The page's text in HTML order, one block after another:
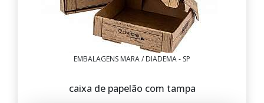
EMBALAGENS MARA / DIADEMA - SP
caixa de papelão com tampa